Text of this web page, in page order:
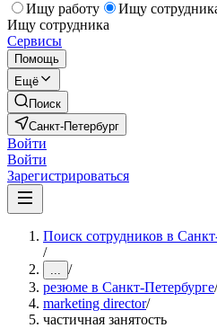
Ищу работу
Ищу
Ищу сотрудника
Сервисы
Помощь
Ещё
Поиск
Санкт-Петербург
Войти
Войти
Зарегистрироваться
Поиск сотрудников в
/
... /
резюме в Санкт-Петербурге/
marketing director/
частичная занятость